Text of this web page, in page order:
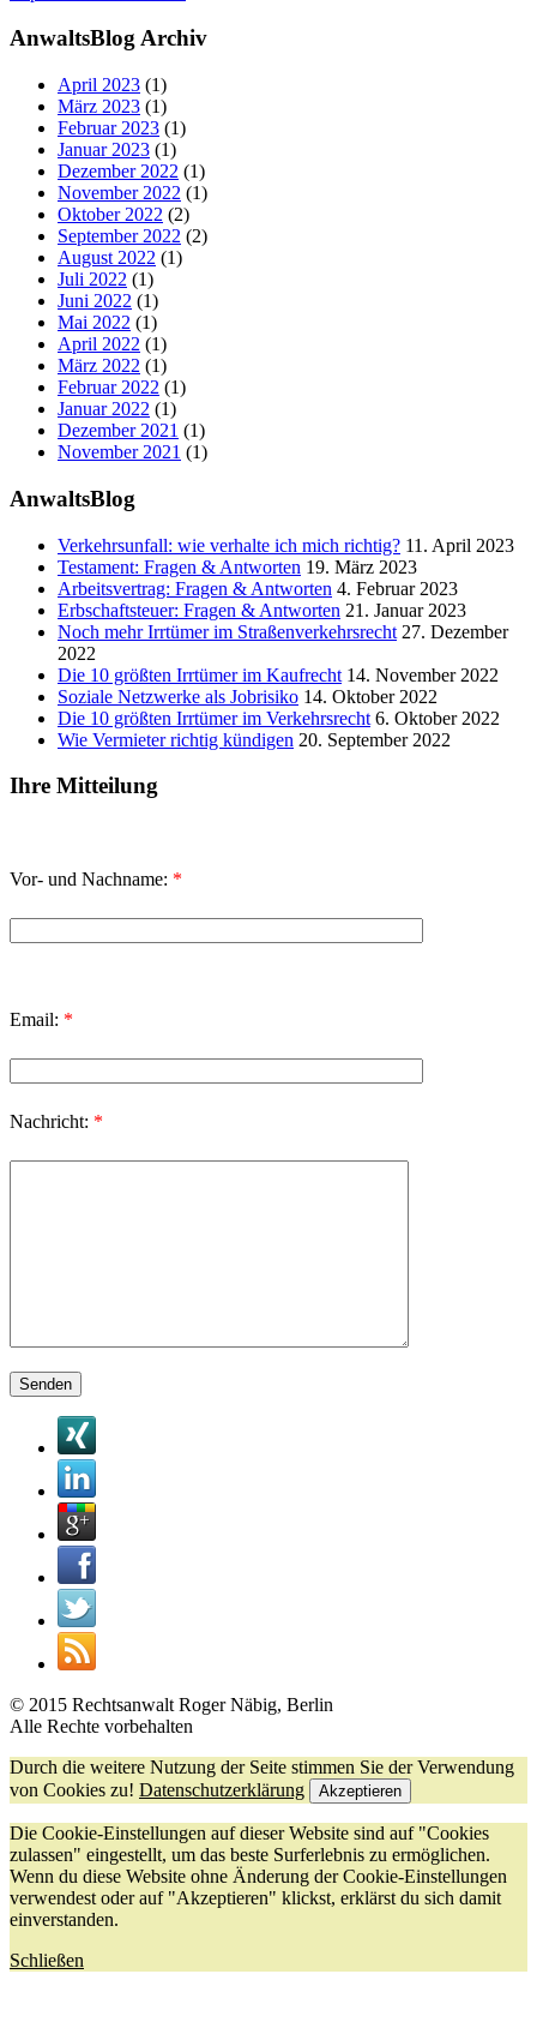
AnwaltsBlog Archiv
April 2023 (1)
März 2023 (1)
Februar 2023 (1)
Januar 2023 (1)
Dezember 2022 (1)
November 2022 (1)
Oktober 2022 (2)
September 2022 (2)
August 2022 (1)
Juli 2022 (1)
Juni 2022 (1)
Mai 2022 (1)
April 2022 (1)
März 2022 (1)
Februar 2022 (1)
Januar 2022 (1)
Dezember 2021 (1)
November 2021 (1)
AnwaltsBlog
Verkehrsunfall: wie verhalte ich mich richtig? 11. April 2023
Testament: Fragen & Antworten 19. März 2023
Arbeitsvertrag: Fragen & Antworten 4. Februar 2023
Erbschaftsteuer: Fragen & Antworten 21. Januar 2023
Noch mehr Irrtümer im Straßenverkehrsrecht 27. Dezember
2022
Die 10 größten Irrtümer im Kaufrecht 14. November 2022
Soziale Netzwerke als Jobrisiko 14. Oktober 2022
Die 10 größten Irrtümer im Verkehrsrecht 6. Oktober 2022
Wie Vermieter richtig kündigen 20. September 2022
Ihre Mitteilung
Vor- und Nachname: *
Email: *
Nachricht: *
Bitte lasse dieses Feld leer.
© 2015 Rechtsanwalt Roger Näbig, Berlin
Alle Rechte vorbehalten
Durch die weitere Nutzung der Seite stimmen Sie der Verwendung
von Cookies zu! Datenschutzerklärung Akzeptieren
Die Cookie-Einstellungen auf dieser Website sind auf "Cookies
zulassen" eingestellt, um das beste Surferlebnis zu ermöglichen.
Wenn du diese Website ohne Änderung der Cookie-Einstellungen
verwendest oder auf "Akzeptieren" klickst, erklärst du sich damit
einverstanden.
Schließen